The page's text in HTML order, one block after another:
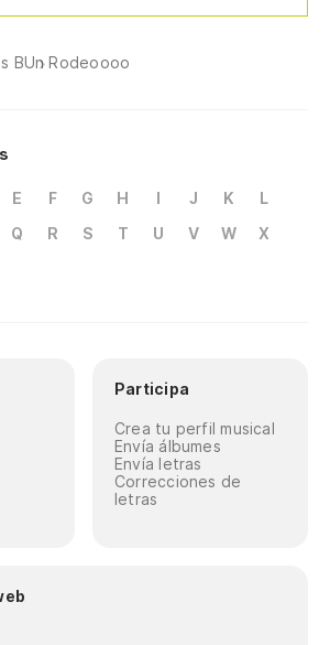
BUn Rodeoooo
E F G H I J K
L
Q R S T U V W
X
Participa
Crea tu perfil musical
Envía álbumes
Envía letras
Correcciones de
letras